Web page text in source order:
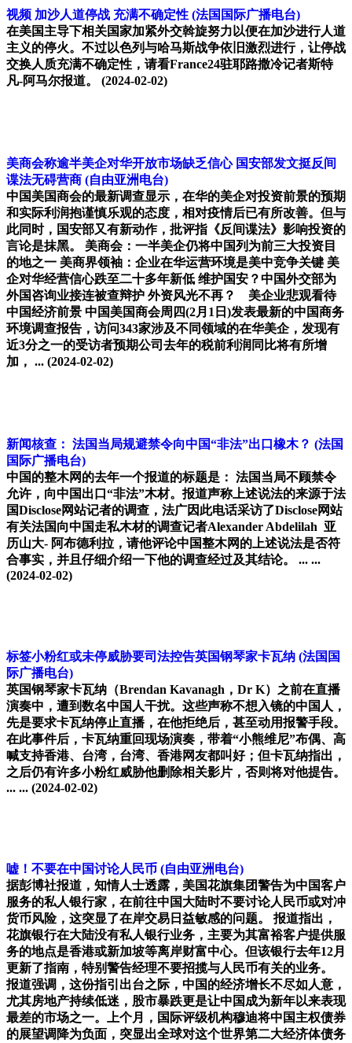
视频 加沙人道停战 充满不确定性 (法国国际广播电台)
在美国主导下相关国家加紧外交斡旋努力以便在加沙进行人道
主义的停火。不过以色列与哈马斯战争依旧激烈进行，让停战
交换人质充满不确定性，请看France24驻耶路撒冷记者斯特
凡-阿马尔报道。 (2024-02-02)
美商会称逾半美企对华开放市场缺乏信心 国安部发文挺反间
谍法无碍营商 (自由亚洲电台)
中国美国商会的最新调查显示，在华的美企对投资前景的预期
和实际利润抱谨慎乐观的态度，相对疫情后已有所改善。但与
此同时，国安部又有新动作，批评指《反间谍法》影响投资的
言论是抹黑。 美商会：一半美企仍将中国列为前三大投资目
的地之一 美商界领袖：企业在华运营环境是美中竞争关键 美
企对华经营信心跌至二十多年新低 维护国安？中国外交部为
外国咨询业接连被查辩护 外资风光不再？ 美企业悲观看待
中国经济前景 中国美国商会周四(2月1日)发表最新的中国商务
环境调查报告，访问343家涉及不同领域的在华美企，发现有
近3分之一的受访者预期公司去年的税前利润同比将有所增
加， ... (2024-02-02)
新闻核查： 法国当局规避禁令向中国“非法”出口橡木？ (法国
国际广播电台)
中国的整木网的去年一个报道的标题是： 法国当局不顾禁令
允许，向中国出口“非法”木材。报道声称上述说法的来源于法
国Disclose网站记者的调查，法广因此电话采访了Disclose网站
有关法国向中国走私木材的调查记者Alexander Abdelilah 亚
历山大- 阿布德利拉，请他评论中国整木网的上述说法是否符
合事实，并且仔细介绍一下他的调查经过及其结论。 ... ...
(2024-02-02)
标签小粉红或未停威胁要司法控告英国钢琴家卡瓦纳 (法国国
际广播电台)
英国钢琴家卡瓦纳（Brendan Kavanagh，Dr K）之前在直播
演奏中，遭到数名中国人干扰。这些声称不想入镜的中国人，
先是要求卡瓦纳停止直播，在他拒绝后，甚至动用报警手段。
在此事件后，卡瓦纳重回现场演奏，带着“小熊维尼”布偶、高
喊支持香港、台湾，台湾、香港网友都叫好；但卡瓦纳指出，
之后仍有许多小粉红威胁他删除相关影片，否则将对他提告。
... ... (2024-02-02)
嘘！不要在中国讨论人民币 (自由亚洲电台)
据彭博社报道，知情人士透露，美国花旗集团警告为中国客户
服务的私人银行家，在前往中国大陆时不要讨论人民币或对冲
货币风险，这突显了在岸交易日益敏感的问题。 报道指出，
花旗银行在大陆没有私人银行业务，主要为其富裕客户提供服
务的地点是香港或新加坡等离岸财富中心。但该银行去年12月
更新了指南，特别警告经理不要招揽与人民币有关的业务。
报道强调，这份指引出台之际，中国的经济增长不尽如人意，
尤其房地产持续低迷，股市暴跌更是让中国成为新年以来表现
最差的市场之一。上个月，国际评级机构穆迪将中国主权债券
的展望调降为负面，突显出全球对这个世界第二大经济体债务